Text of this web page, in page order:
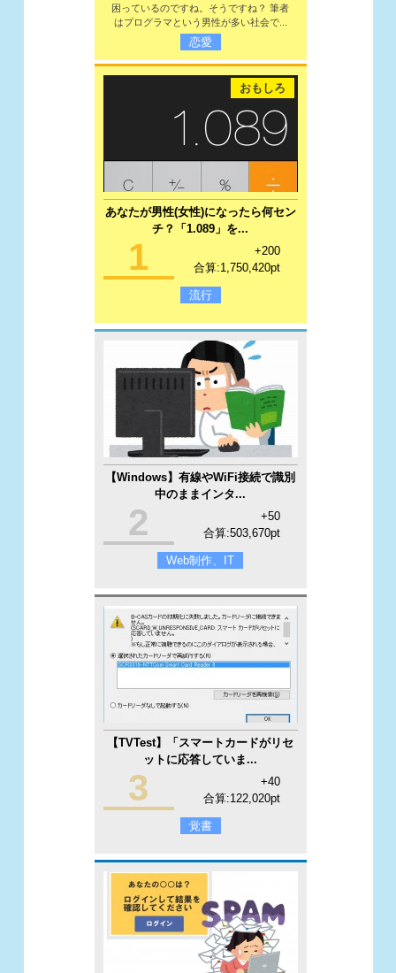
困っているのですね。そうですね？ 筆者
はプログラマという男性が多い社会で...
恋愛
おもしろ
あなたが男性(女性)になったら何セン
チ？「1.089」を...
1
+200
合算:1,750,420pt
流行
【Windows】有線やWiFi接続で識別
中のままインタ...
2
+50
合算:503,670pt
Web制作、IT
【TVTest】「スマートカードがリセ
ットに応答していま...
3
+40
合算:122,020pt
覚書